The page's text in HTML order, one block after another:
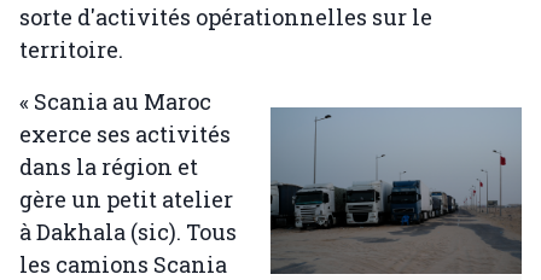
sorte d'activités opérationnelles sur le
territoire.
« Scania au Maroc
exerce ses activités
dans la région et
gère un petit atelier
à Dakhala (sic). Tous
les camions Scania